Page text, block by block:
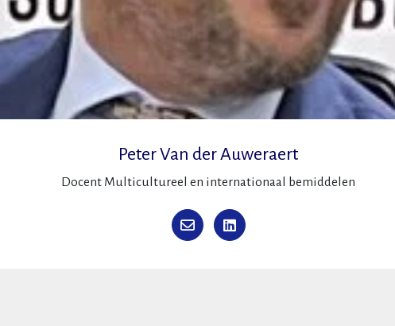
Peter Van der Auweraert
Docent Multicultureel en internationaal bemiddelen